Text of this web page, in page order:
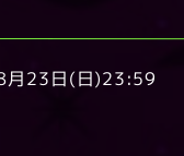
月23日(日)23:59